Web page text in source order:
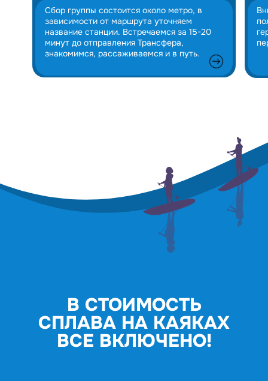
Сбор группы состоится около метро, в
зависимости от маршрута уточняем
название станции. Встречаемся за 15-20
минут до отправления Трансфера,
знакомимся, рассаживаемся и в путь.
В СТОИМОСТЬ
СПЛАВА НА КАЯКАХ
ВСЕ ВКЛЮЧЕНО!